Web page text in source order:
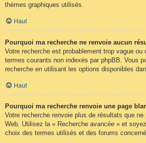
thèmes graphiques utilisés.
Haut
Pourquoi ma recherche ne renvoie aucun
Votre recherche est probablement trop vague ou
termes courants non indexés par phpBB. Vous
recherche en utilisant les options disponibles
Haut
Pourquoi ma recherche renvoie une page
Votre recherche renvoie plus de résultats que ne
Web. Utilisez la « Recherche avancée » et
choix des termes utilisés et des forums